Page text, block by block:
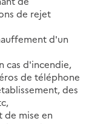
de rejet
d'un
cas d'incendie,
de téléphone
des
de mise en